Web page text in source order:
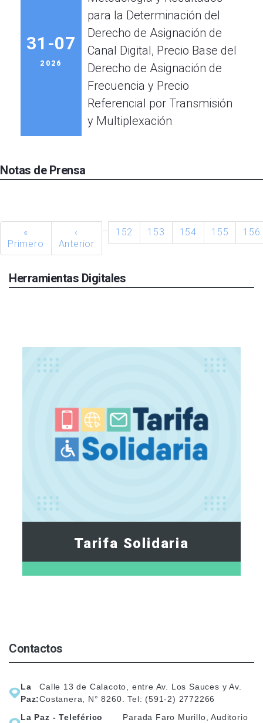
31-07
2026
para la Determinación del
Derecho de Asignación de
Canal Digital, Precio Base del
Derecho de Asignación de
Frecuencia y Precio
Referencial por Transmisión
y Multiplexación
Notas de Prensa
«
Primero
‹
Anterior
… 152 153 154 155 156
Herramientas Digitales
Tarifa Solidaria
Contactos
La
Paz:
Calle 13 de Calacoto, entre Av. Los Sauces y Av.
Costanera, N° 8260. Tel: (591-2) 2772266
La Paz - Teleférico
Parada Faro Murillo, Auditorio